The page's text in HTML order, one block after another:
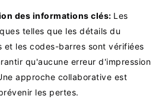
des informations clés: Les
telles que les détails du
et les codes-barres sont vérifiées
qu'aucune erreur d'impression
approche collaborative est
les pertes.